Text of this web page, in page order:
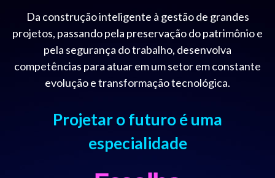
Da construção inteligente à gestão de grandes
projetos, passando pela preservação do patrimônio e
pela segurança do trabalho, desenvolva
competências para atuar em um setor em constante
evolução e transformação tecnológica.
Projetar o futuro é uma
especialidade